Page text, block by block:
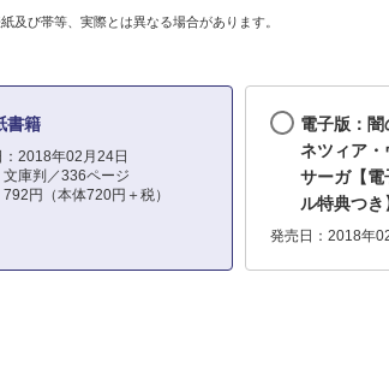
及び帯等、実際とは異なる場合があります。
書籍
：2018年02月24日
文庫判／336ページ
792円（本体720円＋税）
電子版：
ネツィア・
サーガ【電
ル特典つき
発売日：2018年